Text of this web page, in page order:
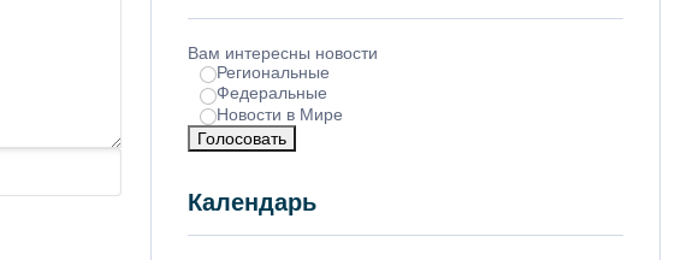
Вам интересны новости
Региональные
Федеральные
Новости в Мире
Голосовать
Календарь